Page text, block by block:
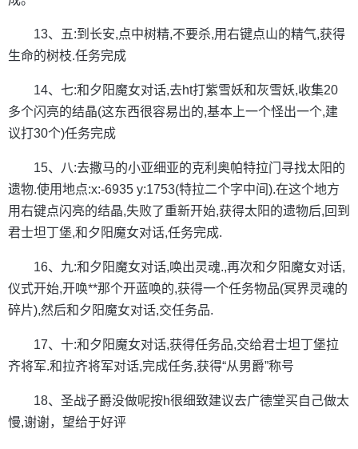
13、五:到长安,点中树精,不要杀,用右键点山的精气,获得
生命的树枝.任务完成
14、七:和夕阳魔女对话,去ht打紫雪妖和灰雪妖,收集20
多个闪亮的结晶(这东西很容易出的,基本上一个怪出一个,建
议打30个)任务完成
15、八:去撒马的小亚细亚的克利奥帕特拉门寻找太阳的
遗物.使用地点:x:-6935 y:1753(特拉二个字中间).在这个地方
用右键点闪亮的结晶,失败了重新开始,获得太阳的遗物后,回到
君士坦丁堡,和夕阳魔女对话,任务完成.
16、九:和夕阳魔女对话,唤出灵魂.,再次和夕阳魔女对话,
仪式开始,开唤**那个开蓝唤的,获得一个任务物品(冥界灵魂的
碎片),然后和夕阳魔女对话,交任务品.
17、十:和夕阳魔女对话,获得任务品,交给君士坦丁堡拉
齐将军.和拉齐将军对话,完成任务,获得“从男爵”称号
18、圣战子爵没做呢按h很细致建议去广德堂买自己做太
慢,谢谢，望给于好评